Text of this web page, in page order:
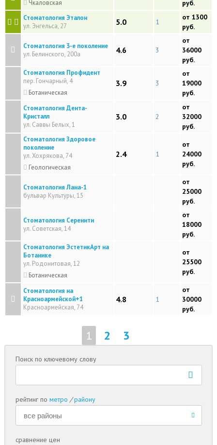
Чкаловская
руб.
Стоматология Эталон
ул. Энгельса, 27
5.0 1
от 1300
руб.
Стоматология 3-е поколение
ул. Белинского, 200а
4.6 3
от
36000
руб.
Стоматология Профидент
пер. Гончарный, 4
Ботаническая
3.9 3
от
19000
руб.
Стоматология Дента-
Кристалл
ул. Саввы Белых, 1
3.0 2
от
32000
руб.
Стоматология Здоровое
поколение
ул. Хохрякова, 74
Геологическая
2.4 1
от
24000
руб.
Стоматология Лана-1
бульвар Культуры, 15
от
25000
руб.
Стоматология Серенити
ул. Советская, 14
от
18000
руб.
Стоматология ЭстетикАрт на
Ботанике
ул. Родонитовая, 12
Ботаническая
от
25500
руб.
Стоматология на
Красноармейской+1
Красноармейская, 74
4.8 1
от
30000
руб.
1 2 3
Поиск по ключевому слову
рейтинг пометро / району
сравнение цен